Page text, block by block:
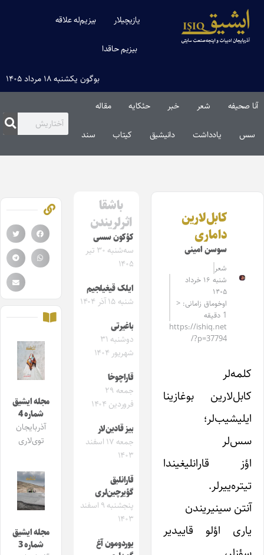
یازیچیلار بیزیم‌له علاقه
بیزیم حاقدا
بوگون یکشنبه ۱۸ مرداد ۱۴۰۵
آنا صحیفه شعر خبر حئکایه مقاله‌
سس یادداشت دانیشیق کیتاب سند
کابل‌لارین
داماری
سوسن امینی
شعر
شنبه ۱۶ خرداد
۱۴۰۵
اوخوماق زامانی: <
1 دقیقه
https://ishiq.net
/?p=37794
کلمه‌لر
کابل‌لارین بوغازینا
ایلیشیب‌لر؛
سس‌لر
اؤز قارانلیغیندا
تیتره‌ییرلر.
آنتن سینیریندن
یاری اؤلو قاییدیر
باشقا
اثرلریندن
کؤکون سسی
سه‌شنبه ۳۰ تیر
۱۴۰۵
ایلک قیغیلجیم
شنبه ۱۵ آذر ۱۴۰۴
باغیرتی
دوشنبه ۳۱
شهریور ۱۴۰۴
قاراچوخا
جمعه ۲۹
فروردین ۱۴۰۴
بیز قادین‌لار
جمعه ۱۷ اسفند
۱۴۰۳
قارانلیق
گؤیرچین‌لری
پنجشنبه ۹ اسفند
۱۴۰۳
یوردومون آغ
مجله ایشیق
شماره 4
آذربایجان
توی‌لاری
مجله ایشیق
شماره 3